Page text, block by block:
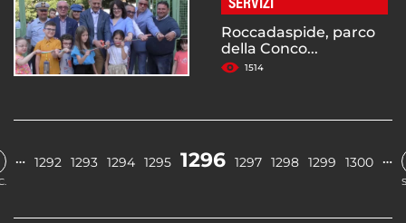
SERVIZI
Roccadaspide, parco
della Conco...
1514
… 1292 1293 1294 1295 1296 1297 1298 1299 1300 …